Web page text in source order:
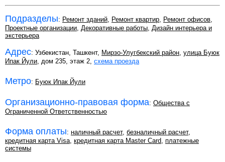
Подразделы: Ремонт зданий, Ремонт квартир, Ремонт офисов,
Проектные организации, Декоративные работы, Дизайн интерьера и
экстерьера
Адрес: Узбекистан, Ташкент, Мирзо-Улугбекский район, улица Буюк
Ипак Йули, дом 235, этаж 2, схема проезда
Метро: Буюк Ипак Йули
Организационно-правовая форма: Общества с
Ограниченной Ответственностью
Форма оплаты: наличный расчет, безналичный расчет,
кредитная карта Visa кредитная карта Master Card платежные
системы